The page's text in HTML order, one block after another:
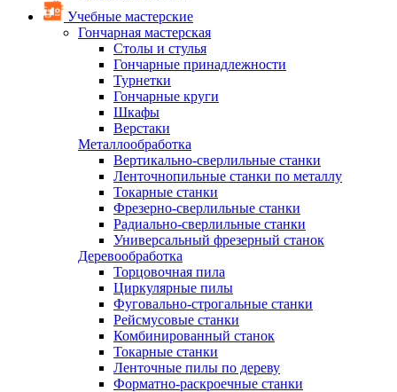
Учебные мастерские
Гончарная мастерская
Столы и стулья
Гончарные принадлежности
Турнетки
Гончарные круги
Шкафы
Верстаки
Металлообработка
Вертикально-сверлильные станки
Ленточнопильные станки по металлу
Токарные станки
Фрезерно-сверлильные станки
Радиально-сверлильные станки
Универсальный фрезерный станок
Деревообработка
Торцовочная пила
Циркулярные пилы
Фуговально-строгальные станки
Рейсмусовые станки
Комбинированный станок
Токарные станки
Ленточные пилы по дереву
Форматно-раскроечные станки